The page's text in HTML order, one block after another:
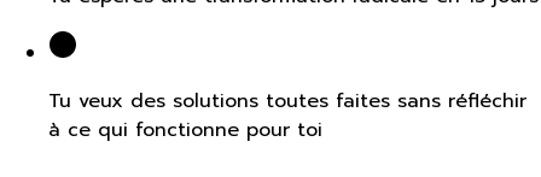
Tu veux des solutions toutes faites sans réfléchir
à ce qui fonctionne pour toi